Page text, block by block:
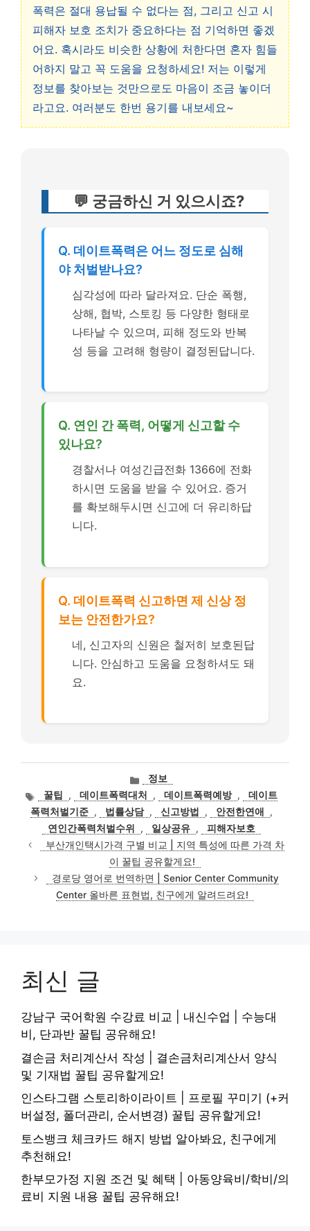
폭력은 절대 용납될 수 없다는 점, 그리고 신고 시
피해자 보호 조치가 중요하다는 점 기억하면 좋겠
어요. 혹시라도 비슷한 상황에 처한다면 혼자 힘들
어하지 말고 꼭 도움을 요청하세요! 저는 이렇게
정보를 찾아보는 것만으로도 마음이 조금 놓이더
라고요. 여러분도 한번 용기를 내보세요~
💬 궁금하신 거 있으시죠?
Q. 데이트폭력은 어느 정도로 심해
야 처벌받나요?
심각성에 따라 달라져요. 단순 폭행,
상해, 협박, 스토킹 등 다양한 형태로
나타날 수 있으며, 피해 정도와 반복
성 등을 고려해 형량이 결정된답니다.
Q. 연인 간 폭력, 어떻게 신고할 수
있나요?
경찰서나 여성긴급전화 1366에 전화
하시면 도움을 받을 수 있어요. 증거
를 확보해두시면 신고에 더 유리하답
니다.
Q. 데이트폭력 신고하면 제 신상 정
보는 안전한가요?
네, 신고자의 신원은 철저히 보호된답
니다. 안심하고 도움을 요청하셔도 돼
요.
카
테
고
리
정보
태
그
꿀팁 , 데이트폭력대처 , 데이트폭력예방 ,
데이트
폭력처벌기준 , 법률상담 , 신고방법 , 안전한연애
,
연인간폭력처벌수위
, 일상공유 ,
피해자보호
부산개인택시가격 구별 비교 | 지역 특성에 따른 가격 차
이 꿀팁 공유할게요!
경로당 영어로 번역하면 | Senior Center Community
Center 올바른 표현법, 친구에게 알려드려요!
최신 글
강남구 국어학원 수강료 비교 | 내신수업 | 수능대
비, 단과반 꿀팁 공유해요!
결손금 처리계산서 작성 | 결손금처리계산서 양식
및 기재법 꿀팁 공유할게요!
인스타그램 스토리하이라이트 | 프로필 꾸미기 (+커
버설정, 폴더관리, 순서변경) 꿀팁 공유할게요!
토스뱅크 체크카드 해지 방법 알아봐요, 친구에게
추천해요!
한부모가정 지원 조건 및 혜택 | 아동양육비/학비/의
료비 지원 내용 꿀팁 공유해요!